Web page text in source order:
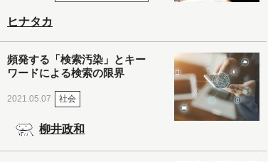
ヒナタカ
頻発する「検索汚染」とキー
ワードによる検索の限界
2021.05.07 社会
柳井政和